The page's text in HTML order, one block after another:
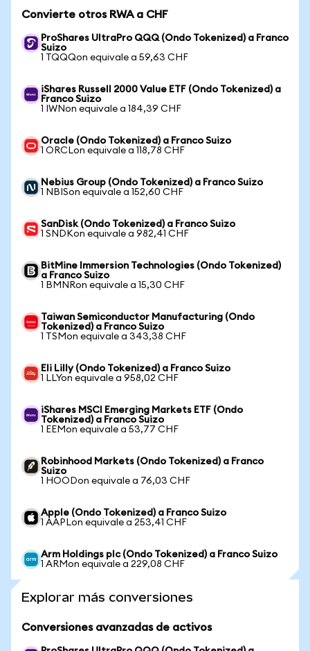
Convierte otros RWA a CHF
ProShares UltraPro QQQ (Ondo Tokenized) a Franco
Suizo
1 TQQQon equivale a 59,63 CHF
iShares Russell 2000 Value ETF (Ondo Tokenized) a
Franco Suizo
1 IWNon equivale a 184,39 CHF
Oracle (Ondo Tokenized) a Franco Suizo
1 ORCLon equivale a 118,78 CHF
Nebius Group (Ondo Tokenized) a Franco Suizo
1 NBISon equivale a 152,60 CHF
SanDisk (Ondo Tokenized) a Franco Suizo
1 SNDKon equivale a 982,41 CHF
BitMine Immersion Technologies (Ondo Tokenized)
a Franco Suizo
1 BMNRon equivale a 15,30 CHF
Taiwan Semiconductor Manufacturing (Ondo
Tokenized) a Franco Suizo
1 TSMon equivale a 343,38 CHF
Eli Lilly (Ondo Tokenized) a Franco Suizo
1 LLYon equivale a 958,02 CHF
iShares MSCI Emerging Markets ETF (Ondo
Tokenized) a Franco Suizo
1 EEMon equivale a 53,77 CHF
Robinhood Markets (Ondo Tokenized) a Franco
Suizo
1 HOODon equivale a 76,03 CHF
Apple (Ondo Tokenized) a Franco Suizo
1 AAPLon equivale a 253,41 CHF
Arm Holdings plc (Ondo Tokenized) a Franco Suizo
1 ARMon equivale a 229,08 CHF
Explorar más conversiones
Conversiones avanzadas de activos